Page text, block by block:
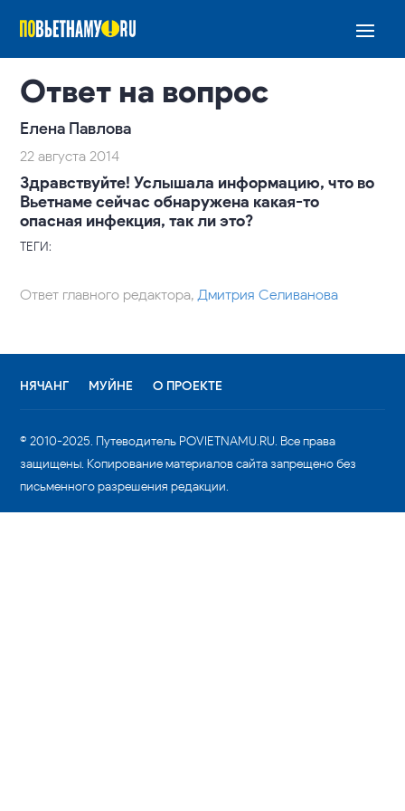
Ответ на вопрос
Елена Павлова
22 августа 2014
Здравствуйте! Услышала информацию, что во
Вьетнаме сейчас обнаружена какая-то
опасная инфекция, так ли это?
ТЕГИ:
Ответ главного редактора,Дмитрия Селиванова
НЯЧАНГ МУЙНЕ О ПРОЕКТЕ
© 2010-2025. Путеводитель POVIETNAMU.RU. Все права
защищены. Копирование материалов сайта запрещено без
письменного разрешения редакции.